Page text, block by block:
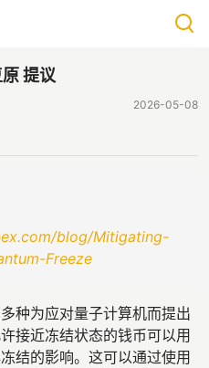
提议
2026-05-08
blog/Mitigating-
Freeze
种为应对量子计算机而提出
接近冻结状态的钱币可以用
结的影响。这可以通过使用